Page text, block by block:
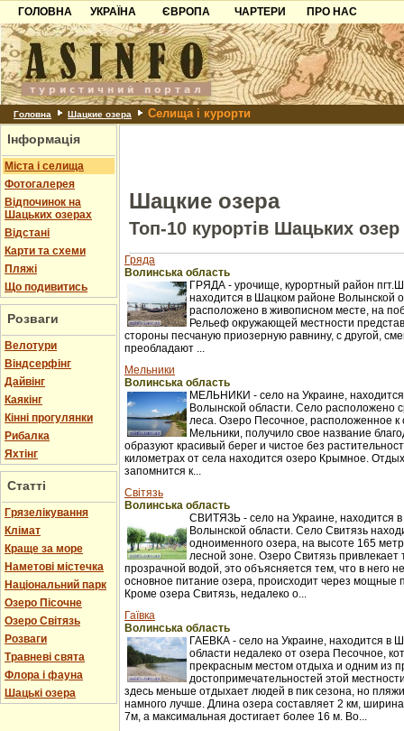
ГОЛОВНА
УКРАЇНА
Карпати
Азов
Причорноморря
Шацьк
ЄВРОПА
Чорногорія
Хорватія
Болгарія
Албанія
ЧАРТЕРИ
ПРО НАС
Контакти
Партнерам
Додати готель
Головна Шацкие озера Селища і курорти
Інформація
Міста і селища
Фотогалерея
Відпочинок на
Шацьких озерах
Відстані
Карти та схеми
Пляжі
Що подивитись
Розваги
Велотури
Віндсерфінг
Дайвінг
Каякінг
Кінні прогулянки
Рибалка
Яхтінг
Статті
Грязелікування
Клімат
Краще за море
Наметові містечка
Національний парк
Озеро Пісочне
Озеро Світязь
Розваги
Травневі свята
Флора і фауна
Шацькі озера
Шацкие озера
Топ-10 курортів Шацьких озер
Гряда
Волинська область
ГРЯДА - урочище, курортный район
находится в Шацком районе Волынской
расположено в живописном месте, на
Рельеф окружающей местности
стороны песчаную приозерную равнину, с другой,
преобладают ...
Мельники
Волинська область
МЕЛЬНИКИ - село на Украине,
Волынской области. Село расположено
леса. Озеро Песочное, расположенное к
Мельники, получило свое название
образуют красивый берег и чистое без
километрах от села находится озеро Крымное.
запомнится к...
Світязь
Волинська область
СВИТЯЗЬ - село на Украине, находится
Волынской области. Село Свитязь
одноименного озера, на высоте 165
лесной зоне. Озеро Свитязь привлекает
прозрачной водой, это объясняется тем, что в него
основное питание озера, происходит через мощные
Кроме озера Свитязь, недалеко о...
Гаївка
Волинська область
ГАЕВКА - село на Украине, находится в
области недалеко от озера Песочное,
прекрасным местом отдыха и одним из
достопримечательностей этой
здесь меньше отдыхает людей в пик сезона, но
намного лучше. Длина озера составляет 2 км,
7м, а максимальная достигает более 16 м. Во...